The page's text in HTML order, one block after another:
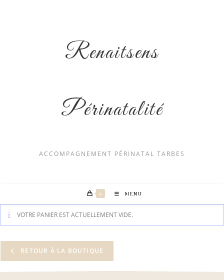
Renaitsens
Périnatalité
ACCOMPAGNEMENT PÉRINATAL TARBES
0 MENU
VOTRE PANIER EST ACTUELLEMENT VIDE.
RETOUR À LA BOUTIQUE